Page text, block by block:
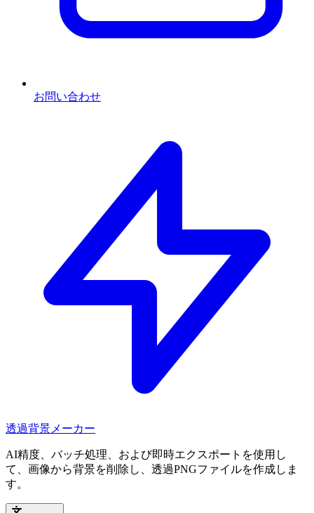
お問い合わせ
透過背景メーカー
AI精度、バッチ処理、および即時エクスポートを使用し
て、画像から背景を削除し、透過PNGファイルを作成しま
す。